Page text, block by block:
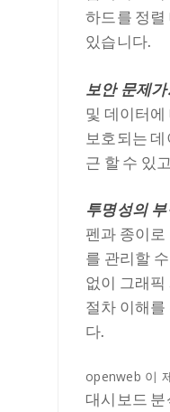
하드를 정렬
있습니다.
보안 문제
및 데이터
보호되는
근 할 수 있
투명성의
펜과 종이로
를 관리할
없이 그래
절차 이해
다.
openweb 이
대시보드